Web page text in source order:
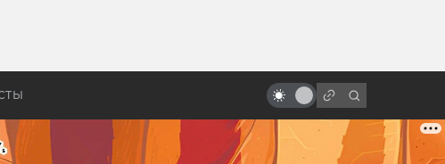
прежний финал «Звёздных войн»